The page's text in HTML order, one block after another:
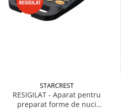
STARCREST
RESIGILAT - Aparat pentru
preparat forme de nuci